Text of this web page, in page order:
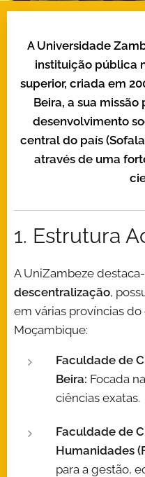
A Universidade
instituição pública
superior, criada em
Beira, a sua
desenvolvimento
central do país
através de uma
1. Estrutura
A UniZambeze
descentralização,
em várias províncias
Moçambique:
Faculdade de
Beira: Focada
ciências exatas.
Faculdade de
Humanidades
para a gestão,